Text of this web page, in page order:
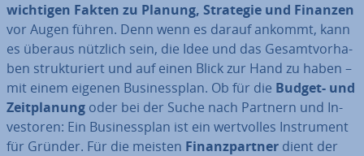
wichtigen Fakten zu Planung, Strategie und Finanzen
vor Augen führen. Denn wenn es darauf ankommt, kann
es überaus nützlich sein, die Idee und das Ge­samt­vor­ha­
ben struk­tu­riert und auf einen Blick zur Hand zu haben –
mit einem eigenen Busi­ness­plan. Ob für die Budget- und
Zeit­pla­nung oder bei der Suche nach Partnern und In­
ves­to­ren: Ein Busi­ness­plan ist ein wert­vol­les In­stru­ment
für Gründer. Für die meisten Fi­nanz­part­ner dient der